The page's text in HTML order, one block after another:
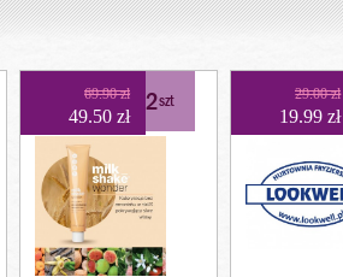
69.90 zł
49.50 zł 2szt 29.00 zł
19.99 zł